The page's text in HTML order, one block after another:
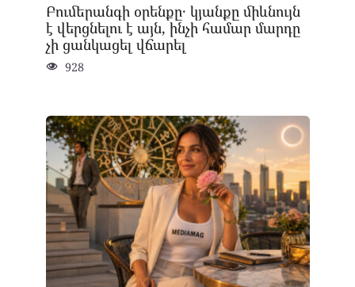
Բումերանգի օրենքը․ կյանքը միևնույն
է վերցնելու է այն, ինչի համար մարդը
չի ցանկացել վճարել
928